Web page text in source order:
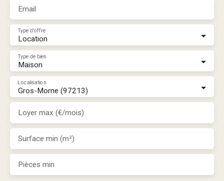
Email
Location
Type d'offre
Maison
Type de bien
Gros-Morne (97213)
Localisation
Loyer max (€/mois)
Surface min (m²)
Pièces min